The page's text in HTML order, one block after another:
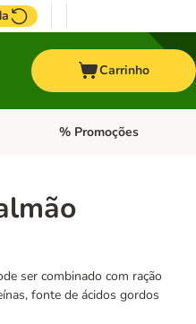
Carrinho
Outros animais
Abrir menu de categoria:
% Promoções
ser combinado com ração
fonte de ácidos gordos